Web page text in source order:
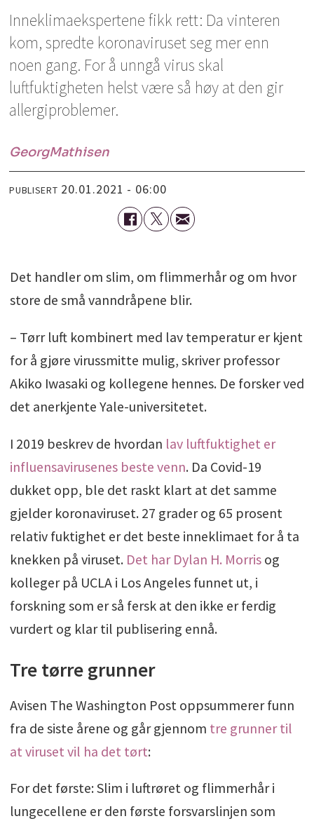
Inneklimaekspertene fikk rett: Da vinteren
kom, spredte koronaviruset seg mer enn
noen gang. For å unngå virus skal
luftfuktigheten helst være så høy at den gir
allergiproblemer.
GeorgMathisen
PUBLISERT 20.01.2021 - 06:00
Det handler om slim, om flimmerhår og om hvor
store de små vanndråpene blir.
– Tørr luft kombinert med lav temperatur er kjent
for å gjøre virussmitte mulig, skriver professor
Akiko Iwasaki og kollegene hennes. De forsker ved
det anerkjente Yale-universitetet.
I 2019 beskrev de hvordan lav luftfuktighet er
influensavirusenes beste venn. Da Covid-19
dukket opp, ble det raskt klart at det samme
gjelder koronaviruset. 27 grader og 65 prosent
relativ fuktighet er det beste inneklimaet for å ta
knekken på viruset. Det har Dylan H. Morrisog
kolleger på UCLA i Los Angeles funnet ut, i
forskning som er så fersk at den ikke er ferdig
vurdert og klar til publisering ennå.
Tre tørre grunner
Avisen The Washington Post oppsummerer funn
fra de siste årene og går gjennom tre grunner til
at viruset vil ha det tørt:
For det første: Slim i luftrøret og flimmerhår i
lungecellene er den første forsvarslinjen som